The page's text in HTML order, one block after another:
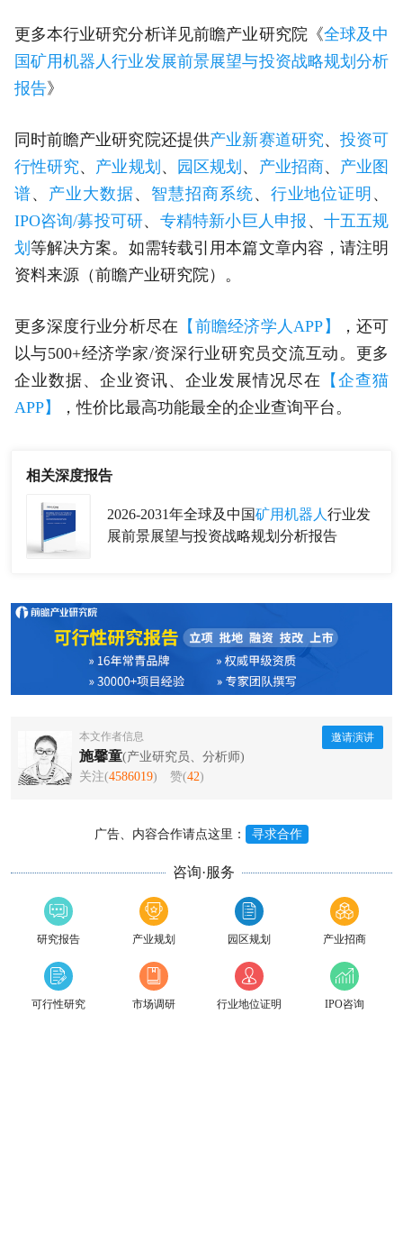
更多本行业研究分析详见前瞻产业研究院《全球及中
国矿用机器人行业发展前景展望与投资战略规划分析
报告》
同时前瞻产业研究院还提供产业新赛道研究、投资可
行性研究、 产业规划 、 园区规划 、 产业招商、 产业图
谱、 产业大数据、 智慧招商系统、 行业地位证明 、
IPO咨询/募投可研、 专精特新小巨人申报 、 十五五规
划 等解决方案。如需转载引用本篇文章内容，请注明
资料来源（前瞻产业研究院）。
更多深度行业分析尽在 【前瞻经济学人APP】
，还可
以与500+经济学家/资深行业研究员交流互动。更多
企业数据、企业资讯、企业发展情况尽在
【企查猫
APP】
，性价比最高功能最全的企业查询平台。
相关深度报告
2026-2031年全球及中国矿用机器人 行业发
展前景展望与投资战略规划分析报告
本文作者信息
施馨童(产业研究员、分析师)
关注(4586019) 赞(42)
邀请演讲
广告、内容合作请点这里： 寻求合作
咨询·服务
研究报告 产业规划 园区规划 产业招商
可行性研究 市场调研 行业地位证明 IPO咨询